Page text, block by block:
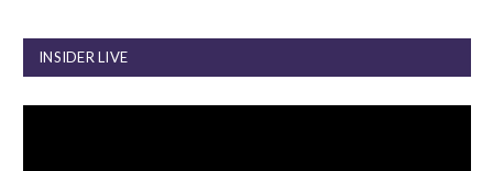
INSIDER LIVE